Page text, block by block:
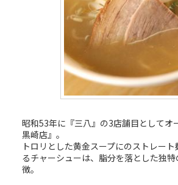
昭和53年に『三八』の3店舗目としてオ
黒崎店』。
トロリとした黄金スープにのストレー
るチャーシューは、脂分を落とした独
徴。